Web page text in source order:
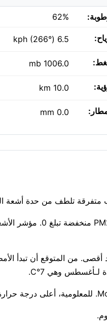
62%
6.5 kph (266°)
1006.0 mb
10.0 km
0.0 mm